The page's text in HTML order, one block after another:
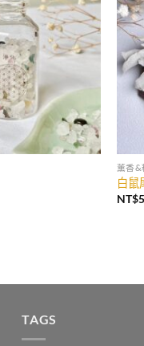
薰香&
白鼠
NT$
TAGS